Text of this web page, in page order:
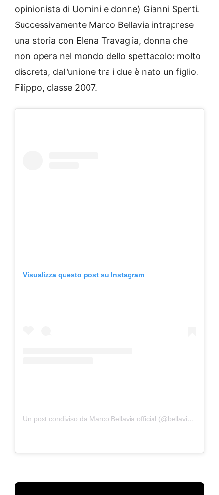
opinionista di Uomini e donne) Gianni Sperti.
Successivamente Marco Bellavia intraprese
una storia con Elena Travaglia, donna che
non opera nel mondo dello spettacolo: molto
discreta, dall’unione tra i due è nato un figlio,
Filippo, classe 2007.
Visualizza questo post su Instagram
Un post condiviso da Marco Bellavia official (@bellaviamarco)